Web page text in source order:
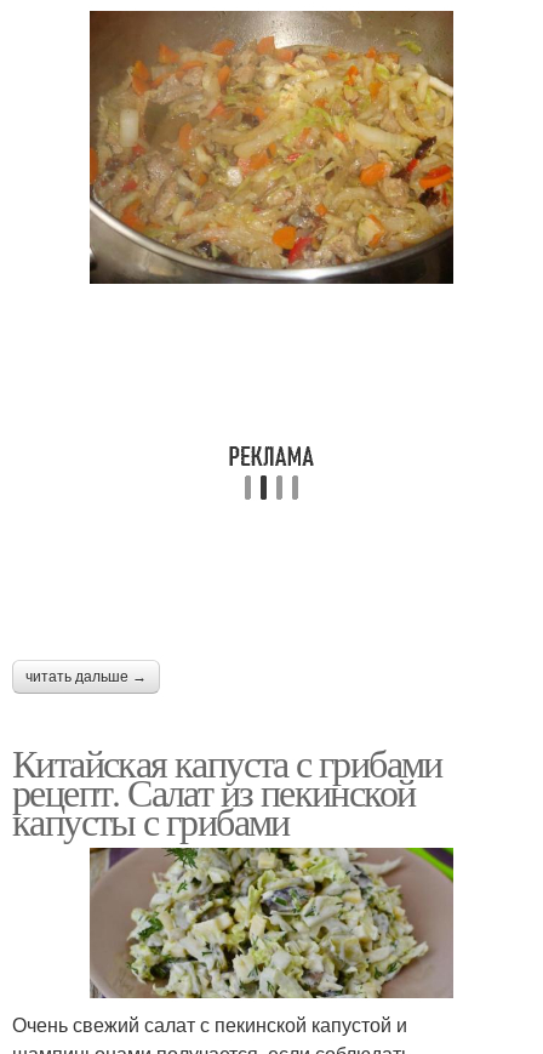
читать дальше →
Китайская капуста с грибами
рецепт. Салат из пекинской
капусты с грибами
Очень свежий салат с пекинской капустой и